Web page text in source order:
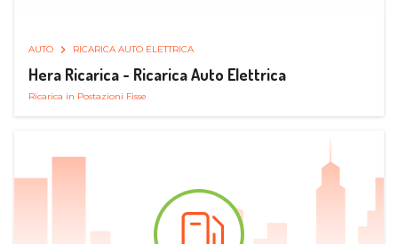
AUTO RICARICA AUTO ELETTRICA
Hera Ricarica - Ricarica Auto Elettrica
Ricarica in Postazioni Fisse